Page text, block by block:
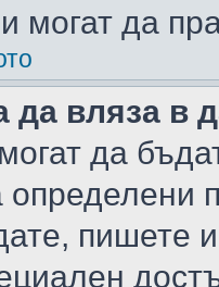
могат да
да вляза в
да
пишете